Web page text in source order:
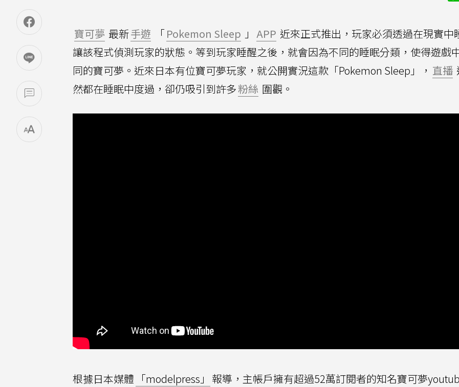
寶可夢 最新手遊 「Pokemon Sleep 」 APP 近來正式推出，玩家必須透過在現實中
讓該程式偵測玩家的狀態。等到玩家睡醒之後，就會因為不同的睡眠分類，使得遊戲
同的寶可夢。近來日本有位寶可夢玩家，就公開實況這款「Pokemon Sleep」， 直播
然都在睡眠中度過，卻仍吸引到許多粉絲 圍觀。
根據日本媒體 「modelpress」 報導，主帳戶擁有超過52萬訂閱者的知名寶可夢